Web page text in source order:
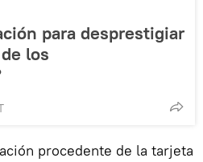
para desprestigiar
los
procedente de la tarjeta